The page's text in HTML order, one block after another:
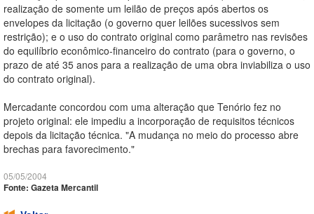
realização de somente um leilão de preços após abertos os
envelopes da licitação (o governo quer leilões sucessivos sem
restrição); e o uso do contrato original como parâmetro nas revisões
do equilíbrio econômico-financeiro do contrato (para o governo, o
prazo de até 35 anos para a realização de uma obra inviabiliza o uso
do contrato original).
Mercadante concordou com uma alteração que Tenório fez no
projeto original: ele impediu a incorporação de requisitos técnicos
depois da licitação técnica. "A mudança no meio do processo abre
brechas para favorecimento."
05/05/2004
Fonte: Gazeta Mercantil